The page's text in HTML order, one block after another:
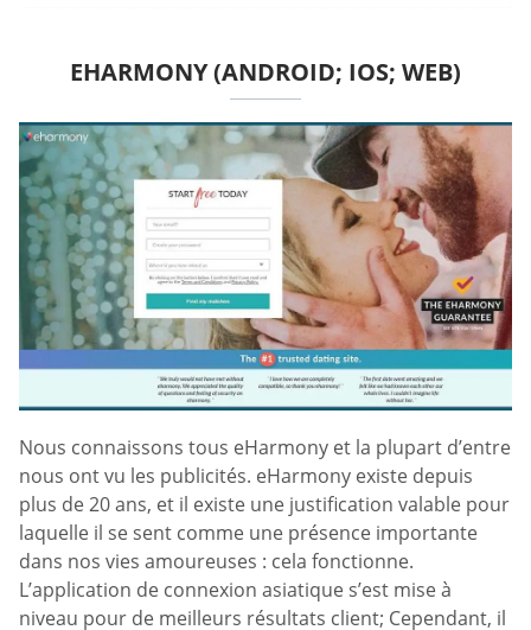
EHARMONY (ANDROID; IOS; WEB)
Nous connaissons tous eHarmony et la plupart d’entre
nous ont vu les publicités. eHarmony existe depuis
plus de 20 ans, et il existe une justification valable pour
laquelle il se sent comme une présence importante
dans nos vies amoureuses : cela fonctionne.
L’application de connexion asiatique s’est mise à
niveau pour de meilleurs résultats client; Cependant, il